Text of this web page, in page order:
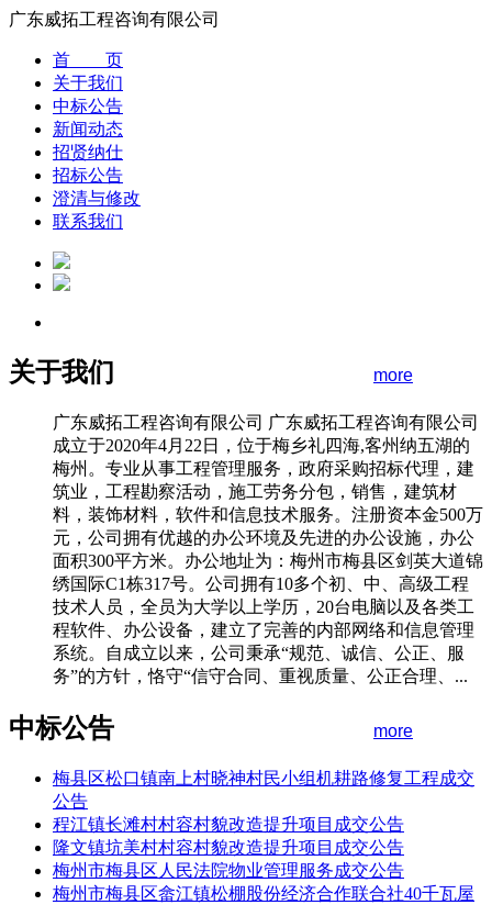
广东威拓工程咨询有限公司
首 页
关于我们
中标公告
新闻动态
招贤纳仕
招标公告
澄清与修改
联系我们
关于我们 more
广东威拓工程咨询有限公司 广东威拓工程咨询有限公司
成立于2020年4月22日，位于梅乡礼四海,客州纳五湖的
梅州。专业从事工程管理服务，政府采购招标代理，建
筑业，工程勘察活动，施工劳务分包，销售，建筑材
料，装饰材料，软件和信息技术服务。注册资本金500万
元，公司拥有优越的办公环境及先进的办公设施，办公
面积300平方米。办公地址为：梅州市梅县区剑英大道锦
绣国际C1栋317号。公司拥有10多个初、中、高级工程
技术人员，全员为大学以上学历，20台电脑以及各类工
程软件、办公设备，建立了完善的内部网络和信息管理
系统。自成立以来，公司秉承“规范、诚信、公正、服
务”的方针，恪守“信守合同、重视质量、公正合理、...
中标公告 more
梅县区松口镇南上村晓神村民小组机耕路修复工程成交
公告
程江镇长滩村村容村貌改造提升项目成交公告
隆文镇坑美村村容村貌改造提升项目成交公告
梅州市梅县区人民法院物业管理服务成交公告
梅州市梅县区畲江镇松棚股份经济合作联合社40千瓦屋